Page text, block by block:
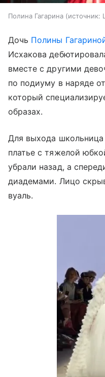
Полина Гагарина источник:
Дочь Полины
Исхакова
вместе с другими
по подиуму в наряде
который
образах.
Для выхода
платье с тяжелой
убрали назад, а
диадемами. Лицо
вуаль.